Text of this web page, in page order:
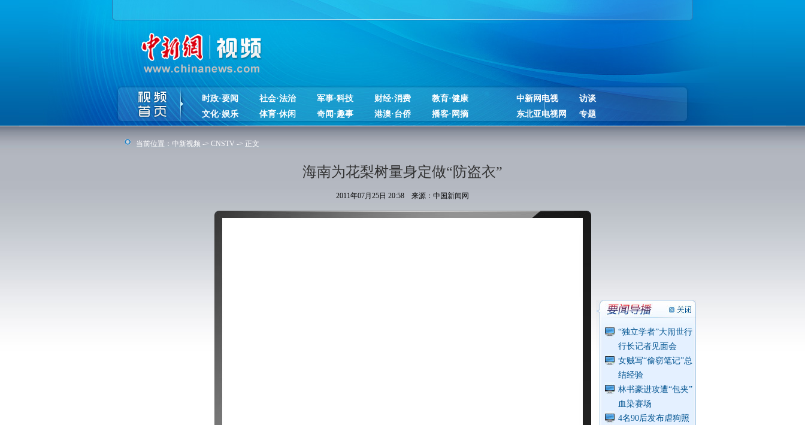
时政·要闻 社会·法治 军事·科技 财经·消费
教育·健康
文化·娱乐
体育·休闲 奇闻·趣事 港澳·台侨 播客·网摘
中新网电视
访谈
东北亚电视网
专题
当前位置： 中新视频 -> CNSTV -> 正文
海南为花梨树量身定做“防盗衣”
2011年07月25日 20:58 来源：中国新闻网
“独立学者”大闹世行
行长记者见面会
女贼写“偷窃笔记”总
结经验
林书豪进攻遭“包夹”
血染赛场
4名90后发布虐狗照